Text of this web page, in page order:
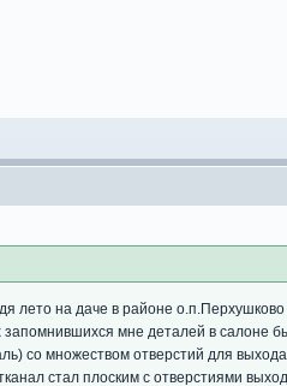
лето на даче в районе
мне деталей в салоне
со множеством отверстий для выхода
стал плоским с отверстиями